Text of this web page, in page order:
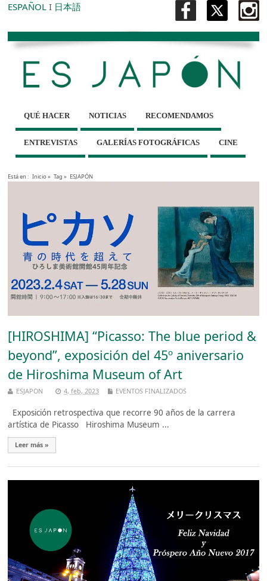
ESPAÑOL I 日本語
QUÉ HACER NOTICIAS RECOMENDAMOS
ENTREVISTAS GALERÍAS FOTOGRÁFICAS CINE
Está en : Inicio» Tag » ESJAPÓN
[HIROSHIMA] “Picasso: The blue period &
beyond”, exposición del 45º aniversario
de Hiroshima Museum of Art
ESJAPON 4, feb, 2023 EVENTOS FINALIZADOS
Exposición retrospectiva que recorre 90 años de la carrera
artística de Picasso Hiroshima Museum ...
Leer más »